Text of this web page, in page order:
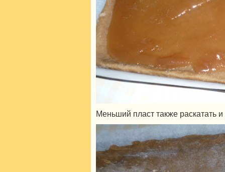
Меньший пласт также раскатать